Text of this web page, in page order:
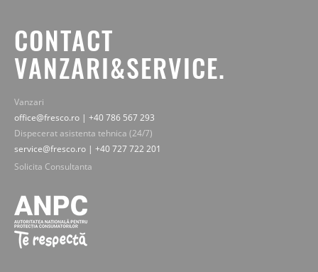
CONTACT
VANZARI&SERVICE.
Vanzari
office@fresco.ro | +40 786 567 293
Dispecerat asistenta tehnica (24/7)
service@fresco.ro | +40 727 722 201
Solicita Consultanta